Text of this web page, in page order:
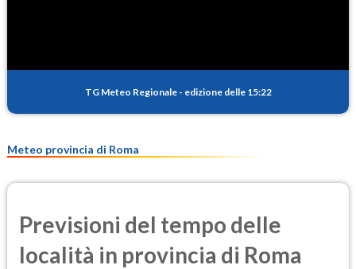
TG Meteo Regionale - edizione delle 15:22
Meteo provincia di Roma
Previsioni del tempo delle
località in provincia di Roma